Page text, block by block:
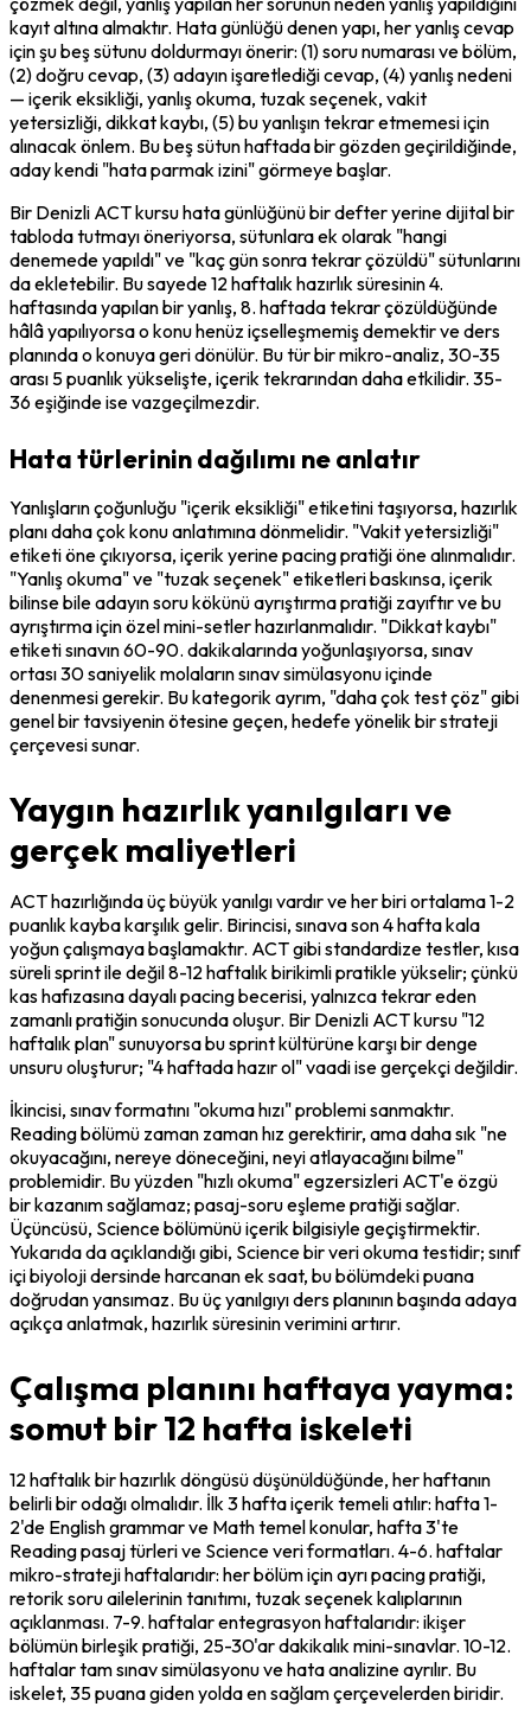
kayıt altına almaktır. Hata günlüğü denen yapı, her yanlış cevap
için şu beş sütunu doldurmayı önerir: (1) soru numarası ve bölüm,
(2) doğru cevap, (3) adayın işaretlediği cevap, (4) yanlış nedeni
— içerik eksikliği, yanlış okuma, tuzak seçenek, vakit
yetersizliği, dikkat kaybı, (5) bu yanlışın tekrar etmemesi için
alınacak önlem. Bu beş sütun haftada bir gözden geçirildiğinde,
aday kendi "hata parmak izini" görmeye başlar.
Bir Denizli ACT kursu hata günlüğünü bir defter yerine dijital bir
tabloda tutmayı öneriyorsa, sütunlara ek olarak "hangi
denemede yapıldı" ve "kaç gün sonra tekrar çözüldü" sütunlarını
da ekletebilir. Bu sayede 12 haftalık hazırlık süresinin 4.
haftasında yapılan bir yanlış, 8. haftada tekrar çözüldüğünde
hâlâ yapılıyorsa o konu henüz içselleşmemiş demektir ve ders
planında o konuya geri dönülür. Bu tür bir mikro-analiz, 30-35
arası 5 puanlık yükselişte, içerik tekrarından daha etkilidir. 35-
36 eşiğinde ise vazgeçilmezdir.
Hata türlerinin dağılımı ne anlatır
Yanlışların çoğunluğu "içerik eksikliği" etiketini taşıyorsa, hazırlık
planı daha çok konu anlatımına dönmelidir. "Vakit yetersizliği"
etiketi öne çıkıyorsa, içerik yerine pacing pratiği öne alınmalıdır.
"Yanlış okuma" ve "tuzak seçenek" etiketleri baskınsa, içerik
bilinse bile adayın soru kökünü ayrıştırma pratiği zayıftır ve bu
ayrıştırma için özel mini-setler hazırlanmalıdır. "Dikkat kaybı"
etiketi sınavın 60-90. dakikalarında yoğunlaşıyorsa, sınav
ortası 30 saniyelik molaların sınav simülasyonu içinde
denenmesi gerekir. Bu kategorik ayrım, "daha çok test çöz" gibi
genel bir tavsiyenin ötesine geçen, hedefe yönelik bir strateji
çerçevesi sunar.
Yaygın hazırlık yanılgıları ve
gerçek maliyetleri
ACT hazırlığında üç büyük yanılgı vardır ve her biri ortalama 1-2
puanlık kayba karşılık gelir. Birincisi, sınava son 4 hafta kala
yoğun çalışmaya başlamaktır. ACT gibi standardize testler, kısa
süreli sprint ile değil 8-12 haftalık birikimli pratikle yükselir; çünkü
kas hafızasına dayalı pacing becerisi, yalnızca tekrar eden
zamanlı pratiğin sonucunda oluşur. Bir Denizli ACT kursu "12
haftalık plan" sunuyorsa bu sprint kültürüne karşı bir denge
unsuru oluşturur; "4 haftada hazır ol" vaadi ise gerçekçi değildir.
İkincisi, sınav formatını "okuma hızı" problemi sanmaktır.
Reading bölümü zaman zaman hız gerektirir, ama daha sık "ne
okuyacağını, nereye döneceğini, neyi atlayacağını bilme"
problemidir. Bu yüzden "hızlı okuma" egzersizleri ACT'e özgü
bir kazanım sağlamaz; pasaj-soru eşleme pratiği sağlar.
Üçüncüsü, Science bölümünü içerik bilgisiyle geçiştirmektir.
Yukarıda da açıklandığı gibi, Science bir veri okuma testidir; sınıf
içi biyoloji dersinde harcanan ek saat, bu bölümdeki puana
doğrudan yansımaz. Bu üç yanılgıyı ders planının başında adaya
açıkça anlatmak, hazırlık süresinin verimini artırır.
Çalışma planını haftaya yayma:
somut bir 12 hafta iskeleti
12 haftalık bir hazırlık döngüsü düşünüldüğünde, her haftanın
belirli bir odağı olmalıdır. İlk 3 hafta içerik temeli atılır: hafta 1-
2'de English grammar ve Math temel konular, hafta 3'te
Reading pasaj türleri ve Science veri formatları. 4-6. haftalar
mikro-strateji haftalarıdır: her bölüm için ayrı pacing pratiği,
retorik soru ailelerinin tanıtımı, tuzak seçenek kalıplarının
açıklanması. 7-9. haftalar entegrasyon haftalarıdır: ikişer
bölümün birleşik pratiği, 25-30'ar dakikalık mini-sınavlar. 10-12.
haftalar tam sınav simülasyonu ve hata analizine ayrılır. Bu
iskelet, 35 puana giden yolda en sağlam çerçevelerden biridir.